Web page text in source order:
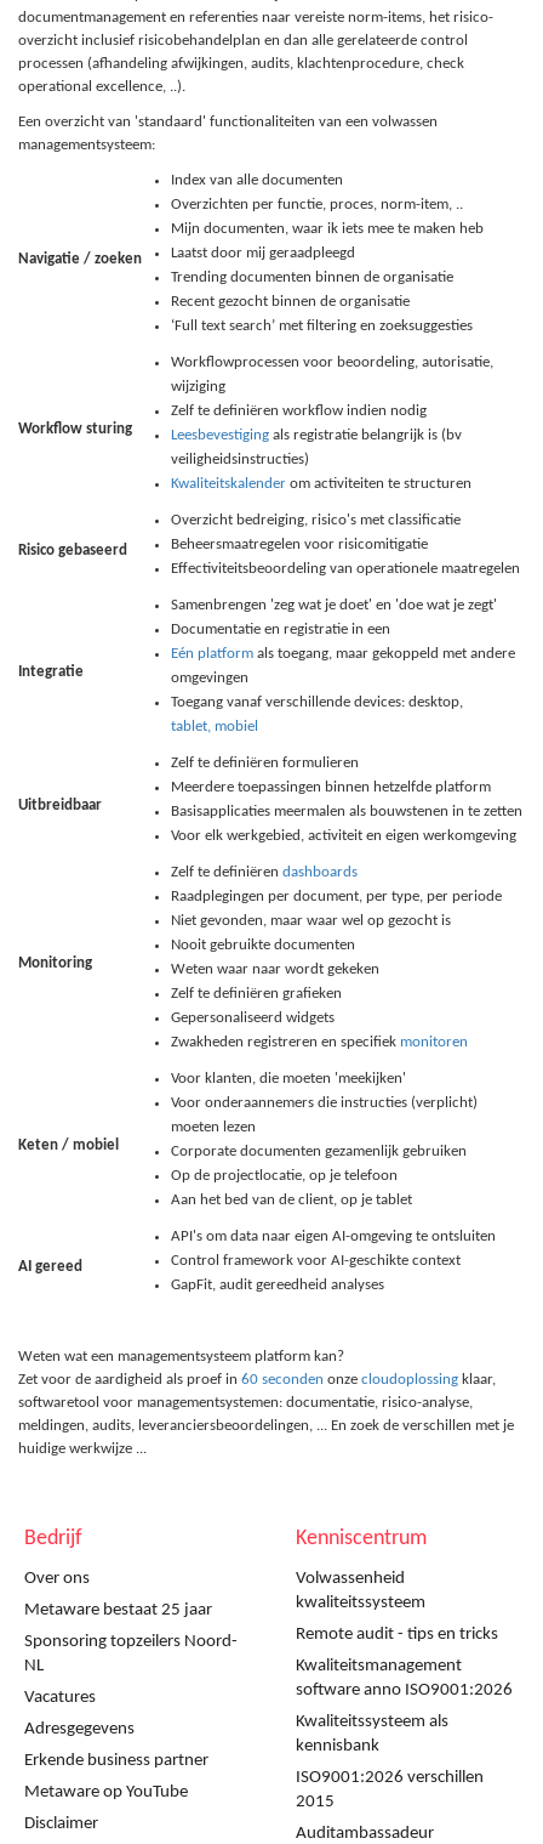
documentmanagement en referenties naar vereiste norm-items, het risico-
overzicht inclusief risicobehandelplan en dan alle gerelateerde control
processen (afhandeling afwijkingen, audits, klachtenprocedure, check
operational excellence, ..).
Een overzicht van 'standaard' functionaliteiten van een volwassen
managementsysteem:
Navigatie / zoeken
Index van alle documenten
Overzichten per functie, proces, norm-item, ..
Mijn documenten, waar ik iets mee te maken heb
Laatst door mij geraadpleegd
Trending documenten binnen de organisatie
Recent gezocht binnen de organisatie
‘Full text search’ met filtering en zoeksuggesties
Workflow sturing
Workflowprocessen voor beoordeling, autorisatie,
wijziging
Zelf te definiëren workflow indien nodig
Leesbevestiging als registratie belangrijk is (bv
veiligheidsinstructies)
Kwaliteitskalender om activiteiten te structuren
Risico gebaseerd
Overzicht bedreiging, risico's met classificatie
Beheersmaatregelen voor risicomitigatie
Effectiviteitsbeoordeling van operationele maatregelen
Integratie
Samenbrengen 'zeg wat je doet' en 'doe wat je zegt'
Documentatie en registratie in een
Eén platform als toegang, maar gekoppeld met andere
omgevingen
Toegang vanaf verschillende devices: desktop,
tablet, mobiel
Uitbreidbaar
Zelf te definiëren formulieren
Meerdere toepassingen binnen hetzelfde platform
Basisapplicaties meermalen als bouwstenen in te zetten
Voor elk werkgebied, activiteit en eigen werkomgeving
Monitoring
Zelf te definiëren dashboards
Raadplegingen per document, per type, per periode
Niet gevonden, maar waar wel op gezocht is
Nooit gebruikte documenten
Weten waar naar wordt gekeken
Zelf te definiëren grafieken
Gepersonaliseerd widgets
Zwakheden registreren en specifiek monitoren
Keten / mobiel
Voor klanten, die moeten 'meekijken'
Voor onderaannemers die instructies (verplicht)
moeten lezen
Corporate documenten gezamenlijk gebruiken
Op de projectlocatie, op je telefoon
Aan het bed van de client, op je tablet
AI gereed
API's om data naar eigen AI-omgeving te ontsluiten
Control framework voor AI-geschikte context
GapFit, audit gereedheid analyses
Weten wat een managementsysteem platform kan?
Zet voor de aardigheid als proef in 60 seconden onze cloudoplossing klaar,
softwaretool voor managementsystemen: documentatie, risico-analyse,
meldingen, audits, leveranciersbeoordelingen, ... En zoek de verschillen met je
huidige werkwijze ...
Bedrijf
Over ons
Metaware bestaat 25 jaar
Sponsoring topzeilers Noord-
NL
Vacatures
Adresgegevens
Erkende business partner
Metaware op YouTube
Disclaimer
Kenniscentrum
Volwassenheid
kwaliteitssysteem
Remote audit - tips en tricks
Kwaliteitsmanagement
software anno ISO9001:2026
Kwaliteitssysteem als
kennisbank
ISO9001:2026 verschillen
2015
Auditambassadeur